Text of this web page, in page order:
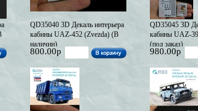
QD35040 3D Декаль интерьера
кабины UAZ-452 (Zvezda) (В
наличии)
800.00р
QD35045 3D
кабины UAZ-
(под заказ)
980.00р